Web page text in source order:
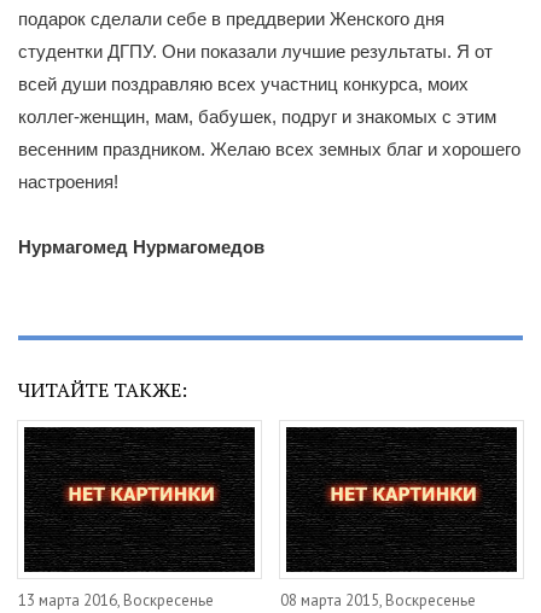
подарок сделали себе в преддверии Женского дня
студентки ДГПУ. Они показали лучшие результаты. Я от
всей души поздравляю всех участниц конкурса, моих
коллег-женщин, мам, бабушек, подруг и знакомых с этим
весенним праздником. Желаю всех земных благ и хорошего
настроения!
Нурмагомед Нурмагомедов
ЧИТАЙТЕ ТАКЖЕ:
13 марта 2016, Воскресенье 08 марта 2015, Воскресенье